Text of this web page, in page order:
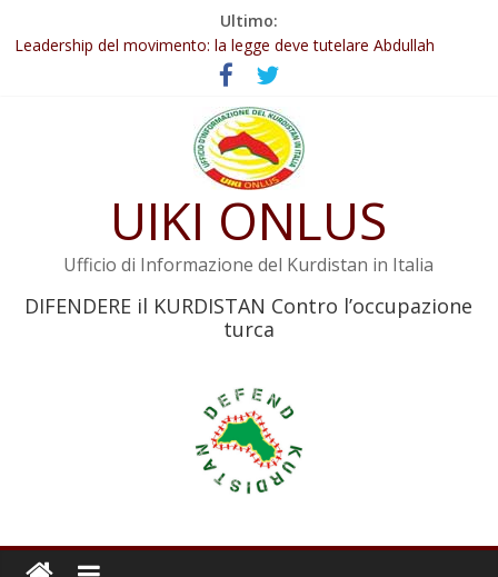
Ultimo:
Leadership del movimento: la legge deve tutelare Abdullah
Commissione donne del KNK: Şengal è di nuovo sotto minaccia
Non tenere conto della situazione di Rêber Apo ostacolerebbe
Il KNK chiede un’azione internazionale contro i crimini di guerra
Abdullah Öcalan: Le legge negativa deve essere trasformata in
UIKI ONLUS
Ufficio di Informazione del Kurdistan in Italia
DIFENDERE il KURDISTAN Contro l’occupazione
turca